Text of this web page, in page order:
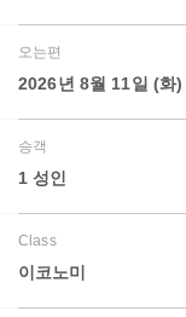
오는편
2026년 8월 11일 (화)
승객
1 성인
Class
이코노미